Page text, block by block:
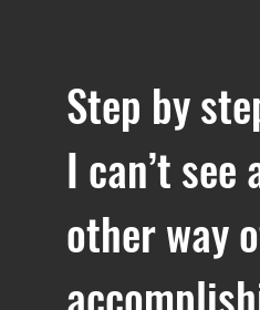
Step by
I can’t see
other way
Step by
I can’t see
other way